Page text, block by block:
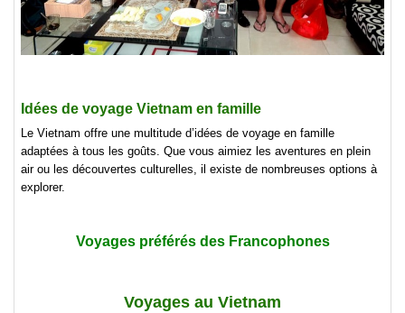
Idées de voyage Vietnam en famille
Le Vietnam offre une multitude d’idées de voyage en famille
adaptées à tous les goûts. Que vous aimiez les aventures en plein
air ou les découvertes culturelles, il existe de nombreuses options à
explorer.
Voyages préférés des Francophones
Voyages au Vietnam